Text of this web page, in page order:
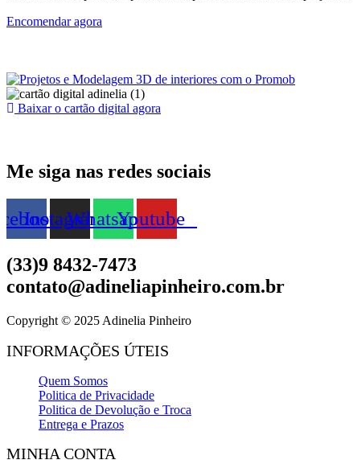
Encomendar agora
Baixar o cartão digital agora
Me siga nas redes sociais
InstagramWhatsappYoutube
(33)9 8432-7473
contato@adineliapinheiro.com.br
Copyright © 2025 Adinelia Pinheiro
INFORMAÇÕES ÚTEIS
Quem Somos
Politica de Privacidade
Politica de Devolução e Troca
Entrega e Prazos
MINHA CONTA